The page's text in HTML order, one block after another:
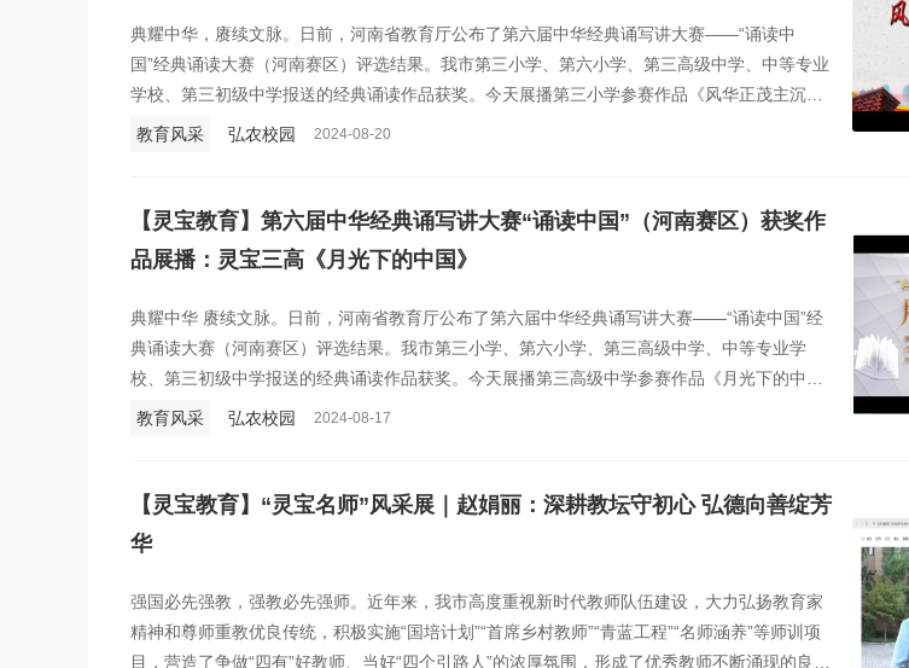
典耀中华，赓续文脉。日前，河南省教育厅公布了第六届中华经典诵写讲大赛——“诵读中
国”经典诵读大赛（河南赛区）评选结果。我市第三小学、第六小学、第三高级中学、中等专业
学校、第三初级中学报送的经典诵读作品获奖。今天展播第三小学参赛作品《风华正茂主沉
浮》，诵读学生：王沫涵 张家祺 胡俊豪 杜悦霖，辅导教师：张秋平、赵小芳。
教育风采 弘农校园 2024-08-20
【灵宝教育】第六届中华经典诵写讲大赛“诵读中国”（河南赛区）获奖作
品展播：灵宝三高《月光下的中国》
典耀中华 赓续文脉。日前，河南省教育厅公布了第六届中华经典诵写讲大赛——“诵读中国”经
典诵读大赛（河南赛区）评选结果。我市第三小学、第六小学、第三高级中学、中等专业学
校、第三初级中学报送的经典诵读作品获奖。今天展播第三高级中学参赛作品《月光下的中
国》，诵读学生：王欣蕊、段胜炜，辅导教师：孟琴美、张 欣。
教育风采 弘农校园 2024-08-17
【灵宝教育】“灵宝名师”风采展｜赵娟丽：深耕教坛守初心 弘德向善绽芳
华
强国必先强教，强教必先强师。近年来，我市高度重视新时代教师队伍建设，大力弘扬教育家
精神和尊师重教优良传统，积极实施“国培计划”“首席乡村教师”“青蓝工程”“名师涵养”等师训项
目，营造了争做“四有”好教师、当好“四个引路人”的浓厚氛围，形成了优秀教师不断涌现的良好